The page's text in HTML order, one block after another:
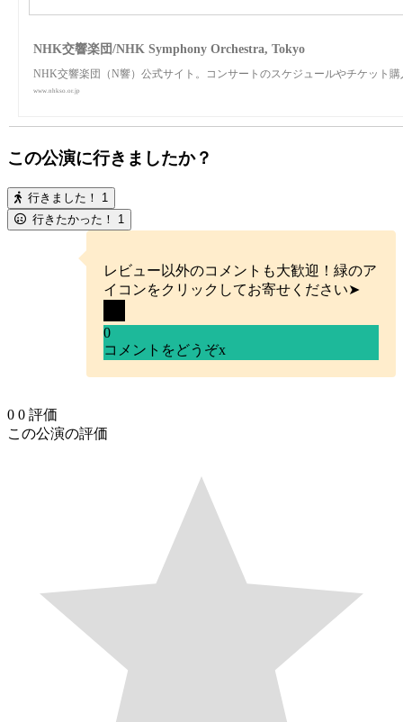
NHK交響楽団/NHK Symphony Orchestra, Tokyo
NHK交響楽団（N響）公式サイト。コンサートのスケジュールやチケット
www.nhkso.or.jp
この公演に行きましたか？
行きました！ 1
行きたかった！ 1
レビュー以外のコメントも大歓迎！緑のア
イコンをクリックしてお寄せください➤
0
コメントをどうぞx
0 0 評価
この公演の評価